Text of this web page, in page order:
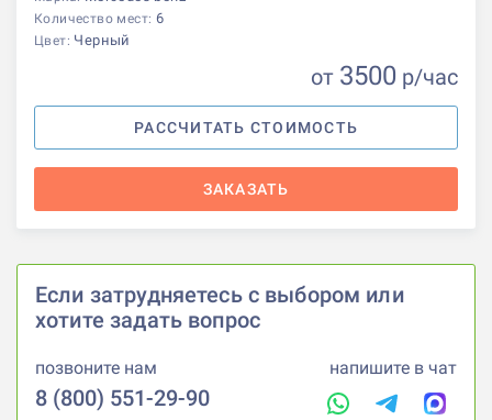
Количество мест: 6
Цвет: Черный
от 3500 р/час
РАССЧИТАТЬ СТОИМОСТЬ
ЗАКАЗАТЬ
Если затрудняетесь с выбором или
хотите задать вопрос
позвоните нам
8 (800) 551-29-90
напишите в чат